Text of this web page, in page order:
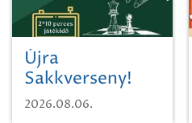
Újra
Sakkverseny!
2026.08.06.